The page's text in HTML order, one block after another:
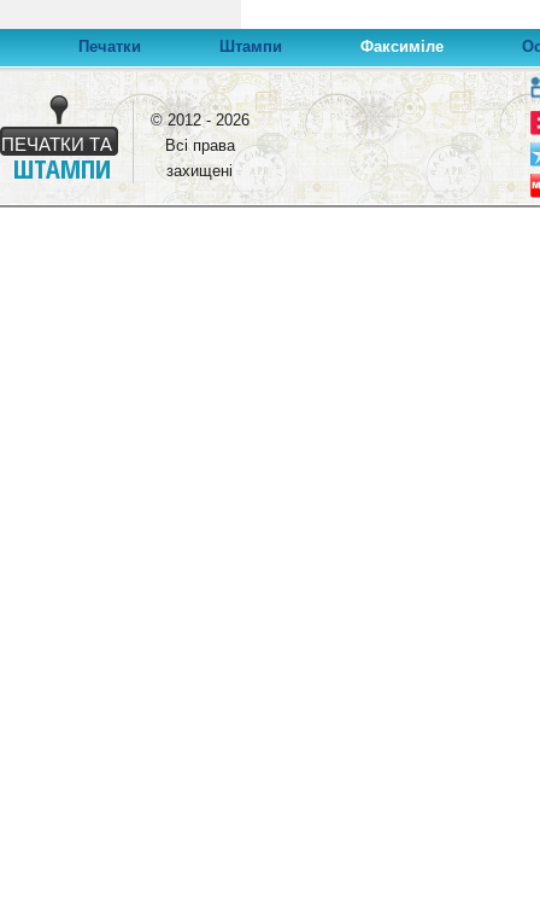
Печатки Штампи Факсиміле
ПЕЧАТКИ ТА
ШТАМПИ
© 2012 - 2026
Всі права
захищені